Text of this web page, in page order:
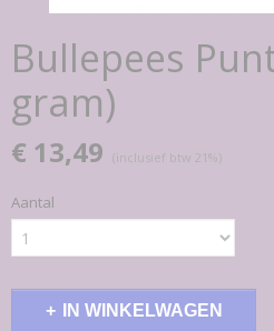
Bullepees
gram)
€ 13,49 (inclusief btw 21%)
Aantal
IN WINKELWAGEN